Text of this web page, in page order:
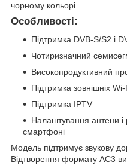
чорному кольорі.
Особливості:
Підтримка DVB-S/S2 і
Чотиризначний
Високопродуктивний
Підтримка зовнішніх
Підтримка IPTV
Налаштування антени і
смартфоні
Модель підтримує звукову
Відтворення формату AC3